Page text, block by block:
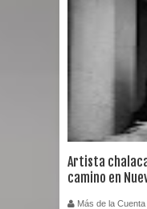
Artista
camino en
Más de la Cuenta